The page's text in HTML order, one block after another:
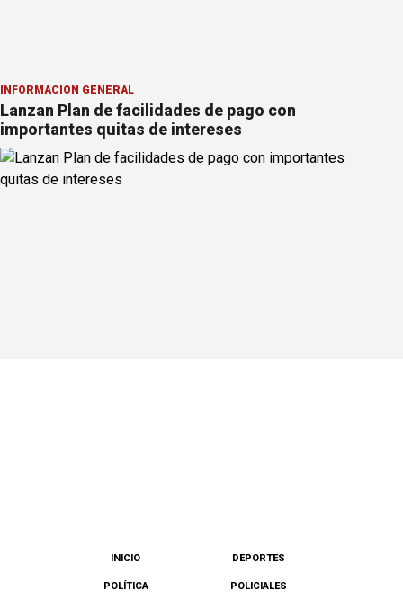
INFORMACION GENERAL
Lanzan Plan de facilidades de pago con
importantes quitas de intereses
INICIO DEPORTES
POLÍTICA POLICIALES